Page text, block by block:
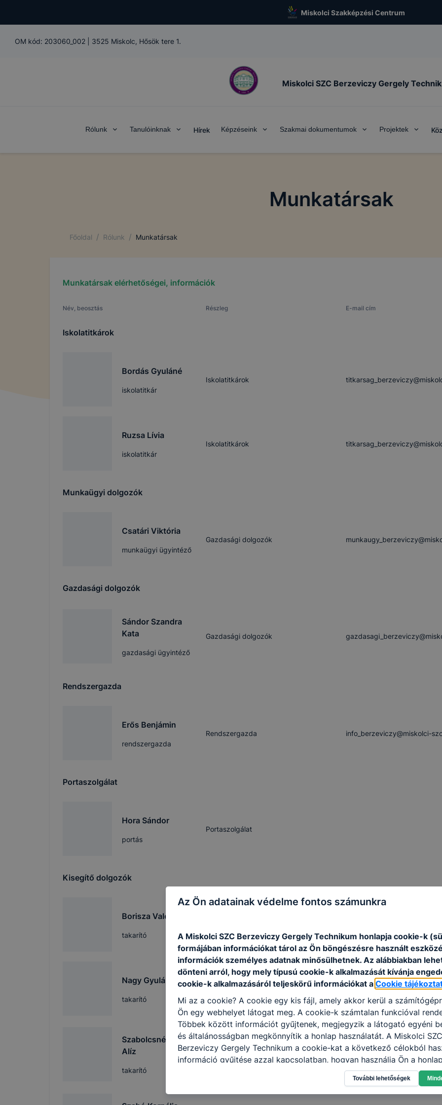
Miskolci Szakképzési Centrum
OM kód: 203060_002 3525 Miskolc, Hősök tere 1.
Miskolci SZC Berzeviczy Gergely
Rólunk Tanulóinknak Hírek Képzéseink Szakmai dokumentumok Projektek
Munkatársak
Főoldal / Rólunk / Munkatársak
Munkatársak elérhetőségei, információk
Név, beosztás Részleg E-mail cím
Iskolatitkárok
Bordás Gyuláné
iskolatitkár
Iskolatitkárok
Ruzsa Lívia
iskolatitkár
Iskolatitkárok
Munkaügyi dolgozók
Csatári Viktória
munkaügyi ügyintéző
Gazdasági dolgozók
Gazdasági dolgozók
Sándor Szandra
Kata
gazdasági ügyintéző
Gazdasági dolgozók
Rendszergazda
Erős Benjámin
rendszergazda
Rendszergazda info_berzeviczy@miskolci-
Portaszolgálat
Hora Sándor
portás
Portaszolgálat
Kisegítő dolgozók
Borisza Valéria
takarító
Nagy Gyuláné
takarító
Kisegítő dolgozók
Szabolcsné Csóka
Alíz
takarító
Kisegítő dolgozók
Az Ön adatainak védelme fontos számunkra
A Miskolci SZC Berzeviczy Gergely Technikum honlapja cookie-k
formájában információkat tárol az Ön böngészésre használt
információk személyes adatnak minősülhetnek. Az alábbiakban
dönteni arról, hogy mely típusú cookie-k alkalmazását kívánja
cookie-k alkalmazásáról teljeskörű információkat a Cookie
Mi az a cookie? A cookie egy kis fájl, amely akkor kerül a
Ön egy webhelyet látogat meg. A cookie-k számtalan funkcióval
Többek között információt gyűjtenek, megjegyzik a látogató egyéni
és általánosságban megkönnyítik a honlap használatát. A Miskolci SZC
Berzeviczy Gergely Technikum a cookie-kat a következő célokból
információ gyűjtése azzal kapcsolatban, hogyan használja Ön a
felmérésével, hogy a honlap melyik részeit látogatja, vagy használja
így megtudhatjuk, hogyan biztosítsunk Önnek még jobb felhasználói
ismét meglátogatja oldalunkat, honlap fejlesztése. Hogyan
További lehetőségek